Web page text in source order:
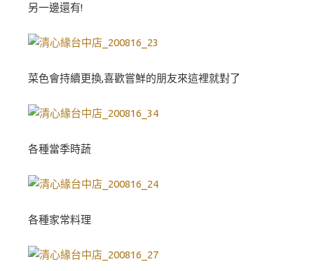
另一邊還有!
菜色會持續更換,喜歡嘗鮮的朋友來這裡就對了
各種當季時蔬
各種家常料理